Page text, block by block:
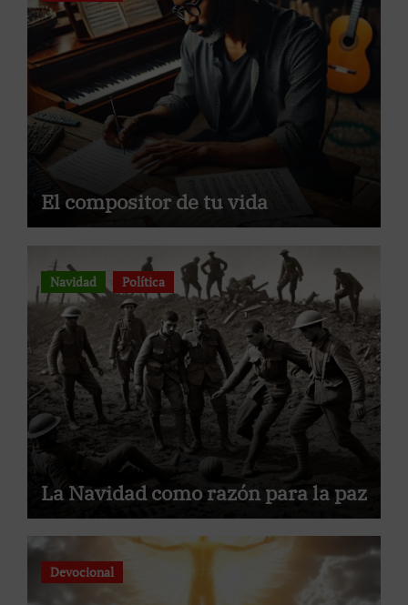
El compositor de tu vida
Navidad Política
La Navidad como razón para la paz
Devocional